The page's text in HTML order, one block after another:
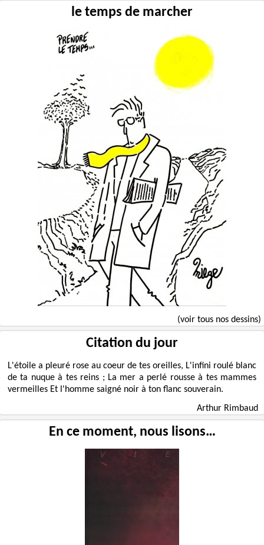
le temps de marcher
(voir tous nos dessins)
Citation du jour
L'étoile a pleuré rose au coeur de tes oreilles, L'infini roulé blanc
de ta nuque à tes reins ; La mer a perlé rousse à tes mammes
vermeilles Et l'homme saigné noir à ton flanc souverain.
Arthur Rimbaud
En ce moment, nous lisons…